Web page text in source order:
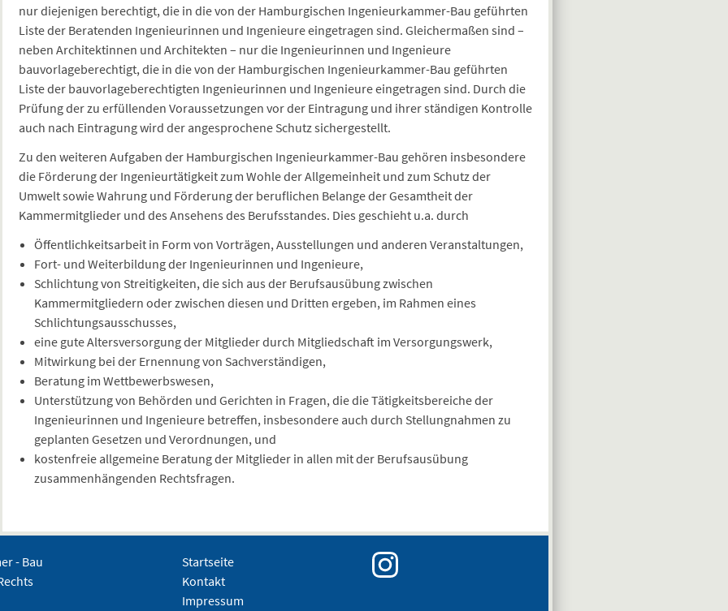
nur diejenigen berechtigt, die in die von der Hamburgischen Ingenieurkammer-Bau geführten
Liste der Beratenden Ingenieurinnen und Ingenieure eingetragen sind. Gleichermaßen sind –
neben Architektinnen und Architekten – nur die Ingenieurinnen und Ingenieure
bauvorlageberechtigt, die in die von der Hamburgischen Ingenieurkammer-Bau geführten
Liste der bauvorlageberechtigten Ingenieurinnen und Ingenieure eingetragen sind. Durch die
Prüfung der zu erfüllenden Voraussetzungen vor der Eintragung und ihrer ständigen Kontrolle
auch nach Eintragung wird der angesprochene Schutz sichergestellt.
Zu den weiteren Aufgaben der Hamburgischen Ingenieurkammer-Bau gehören insbesondere
die Förderung der Ingenieurtätigkeit zum Wohle der Allgemeinheit und zum Schutz der
Umwelt sowie Wahrung und Förderung der beruflichen Belange der Gesamtheit der
Kammermitglieder und des Ansehens des Berufsstandes. Dies geschieht u.a. durch
Öffentlichkeitsarbeit in Form von Vorträgen, Ausstellungen und anderen Veranstaltungen,
Fort- und Weiterbildung der Ingenieurinnen und Ingenieure,
Schlichtung von Streitigkeiten, die sich aus der Berufsausübung zwischen
Kammermitgliedern oder zwischen diesen und Dritten ergeben, im Rahmen eines
Schlichtungsausschusses,
eine gute Altersversorgung der Mitglieder durch Mitgliedschaft im Versorgungswerk,
Mitwirkung bei der Ernennung von Sachverständigen,
Beratung im Wettbewerbswesen,
Unterstützung von Behörden und Gerichten in Fragen, die die Tätigkeitsbereiche der
Ingenieurinnen und Ingenieure betreffen, insbesondere auch durch Stellungnahmen zu
geplanten Gesetzen und Verordnungen, und
kostenfreie allgemeine Beratung der Mitglieder in allen mit der Berufsausübung
zusammenhängenden Rechtsfragen.
- Bau
Startseite
Kontakt
Impressum
Instagram